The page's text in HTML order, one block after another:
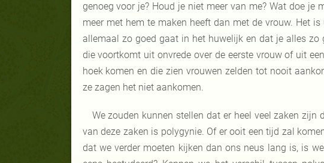
genoeg voor je? Houd je niet meer van me? Wat doe
meer met hem te maken heeft dan met de vrouw. Het
allemaal zo goed gaat in het huwelijk en dat je alles
die voortkomt uit onvrede over de eerste vrouw of uit
hoek komen en die zien vrouwen zelden tot nooit
ze zagen het niet aankomen.
We zouden kunnen stellen dat er heel veel zaken
van deze zaken is polygynie. Of er ooit een tijd zal
dat we verder moeten kijken dan ons neus lang is, is